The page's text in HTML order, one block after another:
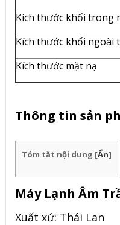
Kích thước khối trong
Kích thước khối ngoài
Kích thước mặt nạ
Thông tin sản
Tóm tắt nội dung [Ẩn]
Máy Lạnh Âm
Xuất xứ: Thái Lan